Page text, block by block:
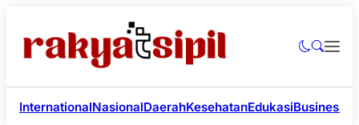
InternationalNasionalDaerahKesehatanEdukasiBusiness